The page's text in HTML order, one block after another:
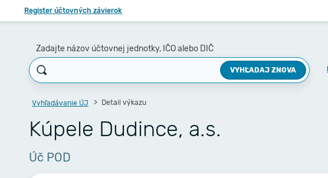
Register účtovných závierok
Zadajte názov účtovnej jednotky, IČO alebo DIČ
VYHĽADAJ ZNOVA
Vyhľadávanie ÚJ Detail výkazu
Kúpele Dudince, a.s.
Úč POD